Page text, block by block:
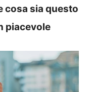
cosa sia questo
piacevole